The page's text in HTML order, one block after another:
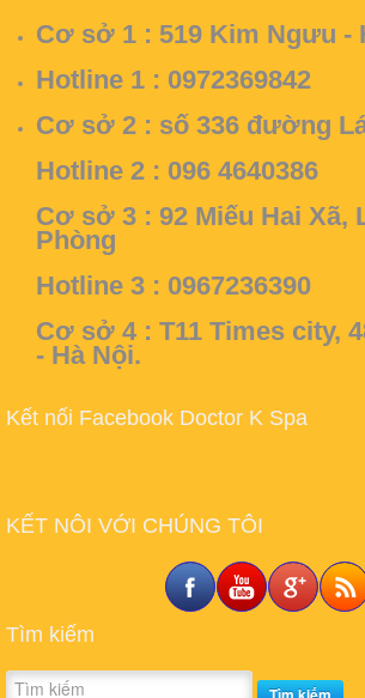
Cơ sở 1 : 519 Kim Ngưu -
Hotline 1 : 0972369842
Cơ sở 2 : số 336 đường
Hotline 2 : 096 4640386
Cơ sở 3 : 92 Miếu Hai Xã,
Phòng
Hotline 3 : 0967236390
Cơ sở 4 : T11 Times city,
- Hà Nội.
Kết nối Facebook Doctor K Spa
KẾT NÔI VỚI CHÚNG TÔI
Tìm kiếm